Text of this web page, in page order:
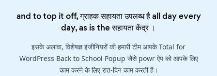
and to top it off, ग्राहक सहायता उपलब्ध है all day every
day, as is theसहायता केंद्र।
इसके अलावा, विशेषज्ञ इंजीनियरों की हमारी टीम आपके Total for
WordPress Back to School Popup जैसे powr ऐप को आपके लिए
काम करने के लिए रात-दिन काम करती है।